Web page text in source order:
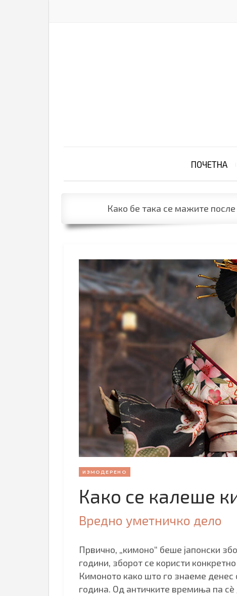
ПОЧЕТНА
Како бе така се мажите
ИЗМОДЕРЕНО
Како се калеше
Вредно уметничко дело
Првично, „кимоно“ беше јапонски
години, зборот се користи
Кимоното како што го знаеме денес
година. Од античките времиња па